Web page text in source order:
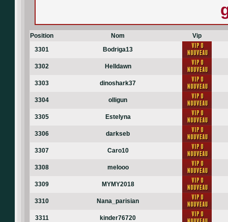
Position Nom
Vip
3301
Bodriga13
3302 Helldawn
3303 dinoshark37
3304 olligun
3305 Estelyna
3306 darkseb
3307 Caro10
3308 melooo
3309 MYMY2018
3310 Nana_parisian
3311 kinder76720